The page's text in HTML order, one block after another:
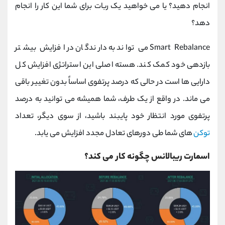
انجام دهید؟ یا می خواهید یک ربات برای شما این کار را انجام
دهد؟
Smart Rebalance می تواند به دارندگان در افزایش بیشتر
بازدهی خود کمک کند. هسته اصلی این استراتژی افزایش کل
دارایی ها است در حالی که درصد پرتفوی اساساً بدون تغییر باقی
می ماند. در واقع از یک طرف، شما همیشه می توانید به درصد
پرتفوی مورد انتظار خود پایبند باشید، از سوی دیگر، تعداد
توکنهای شما طی دورهای تعادل مجدد افزایش می یابد.
اسمارت ریبالانس چگونه کار می کند؟